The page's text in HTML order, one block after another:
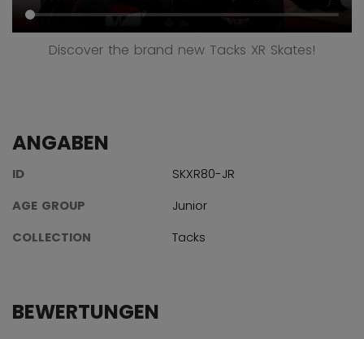
Discover the brand new Tacks XR Skates!
ANGABEN
ID
SKXR80-JR
AGE GROUP
Junior
COLLECTION
Tacks
BEWERTUNGEN